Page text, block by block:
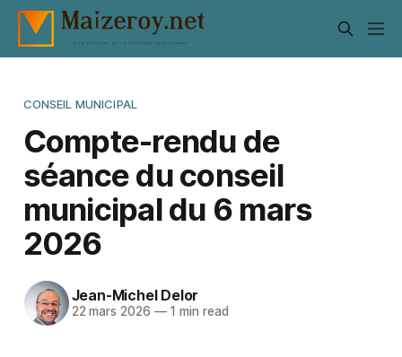
CONSEIL MUNICIPAL
Compte-rendu de
séance du conseil
municipal du 6 mars
2026
Jean-Michel Delor
22 mars 2026 —1 min read